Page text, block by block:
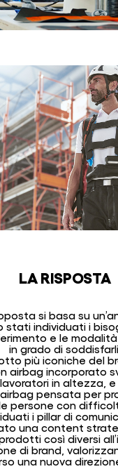
LA RISPOSTA
si basa su
stati individuati i
e le modalità
in grado di
più iconiche del
airbag incorporato
in altezza, e
pensata per
persone con
i pillar di
una content
così diversi
di brand,
una nuova